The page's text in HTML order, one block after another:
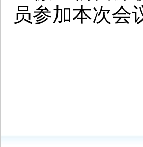
员参加本次会